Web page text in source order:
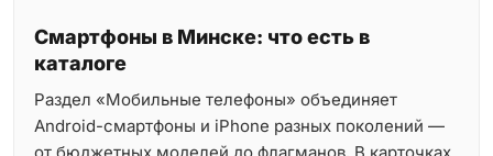
Смартфоны в Минске: что есть в
каталоге
Раздел «Мобильные телефоны» объединяет
Android-смартфоны и iPhone разных поколений —
от бюджетных моделей до флагманов. В карточках